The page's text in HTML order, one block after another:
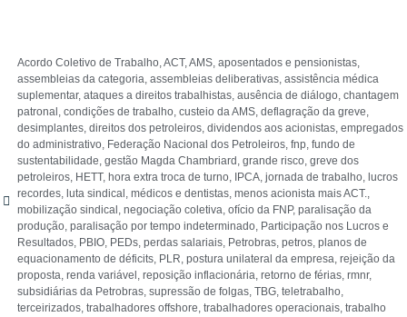
Acordo Coletivo de Trabalho,ACT,AMS, aposentados e pensionistas,
assembleias da categoria, assembleias deliberativas, assistência médica
suplementar, ataques a direitos trabalhistas, ausência de diálogo, chantagem
patronal , condições de trabalho, custeio da AMS, deflagração da greve,
desimplantes, direitos dos petroleiros, dividendos aos acionistas, empregados
do administrativo, Federação Nacional dos Petroleiros, fnp, fundo de
sustentabilidade, gestão Magda Chambriard , grande risco, greve dos
petroleiros, HETT, hora extra troca de turno, IPCA, jornada de trabalho, lucros
recordes, luta sindical , médicos e dentistas, menos acionista mais ACT.,
mobilização sindical , negociação coletiva, ofício da FNP, paralisação da
produção, paralisação por tempo indeterminado, Participação nos Lucros e
Resultados, PBIO, PEDs, perdas salariais, Petrobras, petros, planos de
equacionamento de déficits, PLR, postura unilateral da empresa, rejeição da
proposta, renda variável , reposição inflacionária, retorno de férias, rmnr,
subsidiárias da Petrobras, supressão de folgas, TBG, teletrabalho,
terceirizados, trabalhadores offshore, trabalhadores operacionais, trabalho